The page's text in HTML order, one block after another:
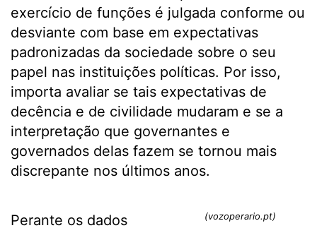
exercício de funções é julgada conforme ou
desviante com base em expectativas
padronizadas da sociedade sobre o seu
papel nas instituições políticas. Por isso,
importa avaliar se tais expectativas de
decência e de civilidade mudaram e se a
interpretação que governantes e
governados delas fazem se tornou mais
discrepante nos últimos anos.
(vozoperario.pt)
Perante os dados